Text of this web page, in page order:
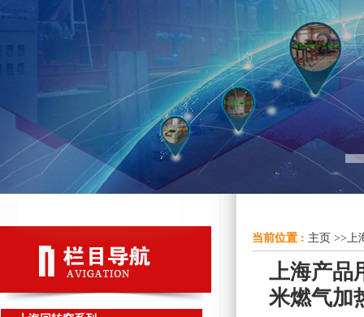
当前位置 : 主页 >>上
上海产品
米燃气加